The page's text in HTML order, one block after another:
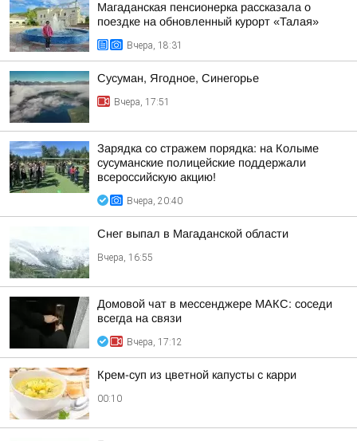
Магаданская пенсионерка рассказала о
поездке на обновленный курорт «Талая»
Вчера, 18:31
Сусуман, Ягодное, Синегорье
Вчера, 17:51
Зарядка со стражем порядка: на Колыме
сусуманские полицейские поддержали
всероссийскую акцию!
Вчера, 20:40
Снег выпал в Магаданской области
Вчера, 16:55
Домовой чат в мессенджере MAКС: соседи
всегда на связи
Вчера, 17:12
Крем-суп из цветной капусты с карри
00:10